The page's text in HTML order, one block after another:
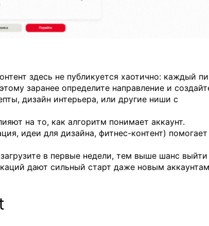
здесь не публикуется хаотично: каждый
заранее определите направление и
дизайн интерьера, или другие ниши с
на то, как алгоритм понимает аккаунт.
идеи для дизайна, фитнес-контент) помогает
в первые недели, тем выше шанс
дают сильный старт даже новым